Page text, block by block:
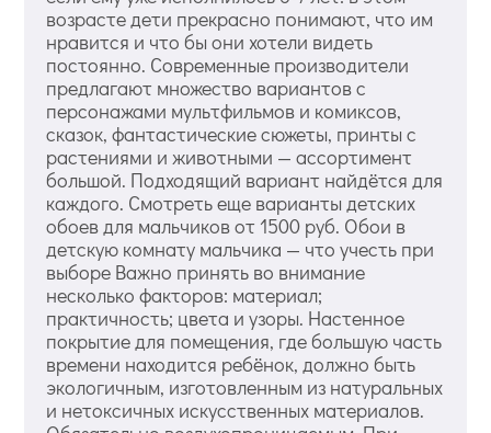
возрасте дети прекрасно понимают, что им
нравится и что бы они хотели видеть
постоянно. Современные производители
предлагают множество вариантов с
персонажами мультфильмов и комиксов,
сказок, фантастические сюжеты, принты с
растениями и животными — ассортимент
большой. Подходящий вариант найдётся для
каждого. Смотреть еще варианты детских
обоев для мальчиков от 1500 руб. Обои в
детскую комнату мальчика — что учесть при
выборе Важно принять во внимание
несколько факторов: материал;
практичность; цвета и узоры. Настенное
покрытие для помещения, где большую часть
времени находится ребёнок, должно быть
экологичным, изготовленным из натуральных
и нетоксичных искусственных материалов.